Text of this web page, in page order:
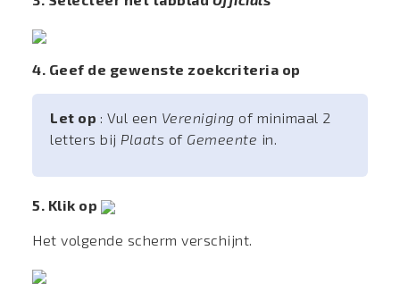
4. Geef de gewenste zoekcriteria op
Let op : Vul een Vereniging of minimaal 2
letters bij Plaats of Gemeente in.
5. Klik op
Het volgende scherm verschijnt.